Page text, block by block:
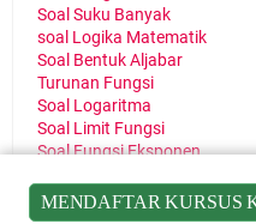
MENDAFTAR KURSUS
Soal Suku Banyak
soal Logika Matematik
Soal Bentuk Aljabar
Turunan Fungsi
Soal Logaritma
Soal Limit Fungsi
Soal Fungsi Eksponen
Soal Relasi dan Fungsi
Relasi dan Fungsi